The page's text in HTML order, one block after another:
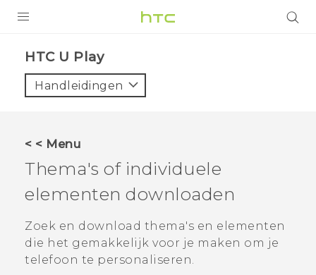
VIVE
AANBIEDINGEN
HTC Club
SUPPORT
HTC-apparaten & -accessoires
VIVERSE
HTC U Play‎
Handleidingen
< < Menu
Thema's of individuele
elementen downloaden
Zoek en download thema's en elementen
die het gemakkelijk voor je maken om je
telefoon te personaliseren.